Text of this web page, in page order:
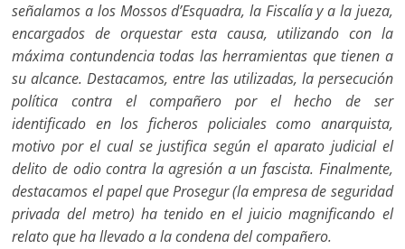
señalamos a los Mossos d’Esquadra, la Fiscalía y a la jueza,
encargados de orquestar esta causa, utilizando con la
máxima contundencia todas las herramien­tas que tienen a
su alcance. Destacamos, entre las utilizadas, la perse­cución
política contra el compañero por el hecho de ser
identificado en los ficheros policiales como anarquista,
motivo por el cual se justifica según el aparato judicial el
delito de odio contra la agresión a un fascis­ta. Finalmente,
destacamos el papel que Prosegur (la empresa de segu­ridad
privada del metro) ha tenido en el juicio magnificando el
relato que ha llevado a la condena del compañero.